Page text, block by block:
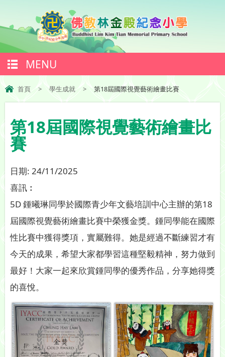
MENU
首頁 > 學生成就 > 第18屆國際視覺藝術繪畫比賽
第18屆國際視覺藝術繪畫比
賽
日期: 24/11/2025
喜訊︰
5D 鍾曦琳同學於國際青少年文藝培訓中心主辦的第18
屆國際視覺藝術繪畫比賽中榮獲金獎。鍾同學能在國際
性比賽中獲得獎項，實屬難得。她是經過不斷練習才有
今天的成果，希望大家都學習這種堅毅精神，努力做到
最好！大家一起來欣賞鍾同學的優秀作品，分享她得獎
的喜悅。